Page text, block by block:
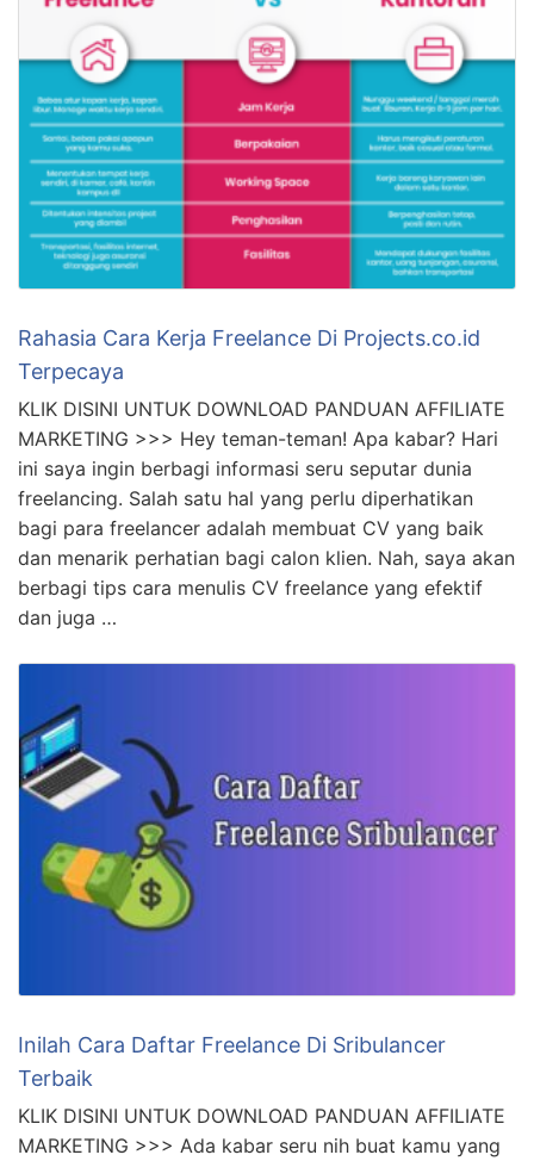
Rahasia Cara Kerja Freelance Di Projects.co.id
Terpecaya
KLIK DISINI UNTUK DOWNLOAD PANDUAN AFFILIATE
MARKETING >>> Hey teman-teman! Apa kabar? Hari
ini saya ingin berbagi informasi seru seputar dunia
freelancing. Salah satu hal yang perlu diperhatikan
bagi para freelancer adalah membuat CV yang baik
dan menarik perhatian bagi calon klien. Nah, saya akan
berbagi tips cara menulis CV freelance yang efektif
dan juga …
Inilah Cara Daftar Freelance Di Sribulancer
Terbaik
KLIK DISINI UNTUK DOWNLOAD PANDUAN AFFILIATE
MARKETING >>> Ada kabar seru nih buat kamu yang